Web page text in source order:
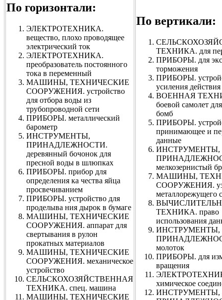
По горизонтали:
ЭЛЕКТРОТЕХНИКА.
вещество, плохо проводящее
электрический ток
ЭЛЕКТРОТЕХНИКА.
преобразователь постоянного
тока в переменный
МАШИНЫ, ТЕХНИЧЕСКИЕ
СООРУЖЕНИЯ. устройство
для отбора воды из
трубопроводной сети
ПРИБОРЫ. металлический
барометр
ИНСТРУМЕНТЫ,
ПРИНАДЛЕЖНОСТИ.
деревянный бочонок для
пресной воды в шлюпках
ПРИБОРЫ. прибор для
определения ка чества яйца
просвечиванием
ПРИБОРЫ. устройство для
проделыва ния дырок в бумаге
МАШИНЫ, ТЕХНИЧЕСКИЕ
СООРУЖЕНИЯ. аппарат для
свертывания в рулон
прокатных материалов
МАШИНЫ, ТЕХНИЧЕСКИЕ
СООРУЖЕНИЯ. механическое
устройство
СЕЛЬСКОХОЗЯЙСТВЕННАЯ
ТЕХНИКА. спец. машина
МАШИНЫ, ТЕХНИЧЕСКИЕ
По вертикали:
ТЕХНИКА. для
ПРИБОРЫ. для
торможения
ПРИБОРЫ.
усиления действия
ВОЕННАЯ
боевой самолет
бомб
ПРИБОРЫ.
принимающее и
данные
ИНСТРУМЕНТЫ,
мелкозернистый
МАШИНЫ,
СООРУЖЕНИЯ.
металлорежущего
ТЕХНИКА. право
использования
ИНСТРУМЕНТЫ,
молоток
ПРИБОРЫ. для
вращения
химическое
ИНСТРУМЕНТЫ,